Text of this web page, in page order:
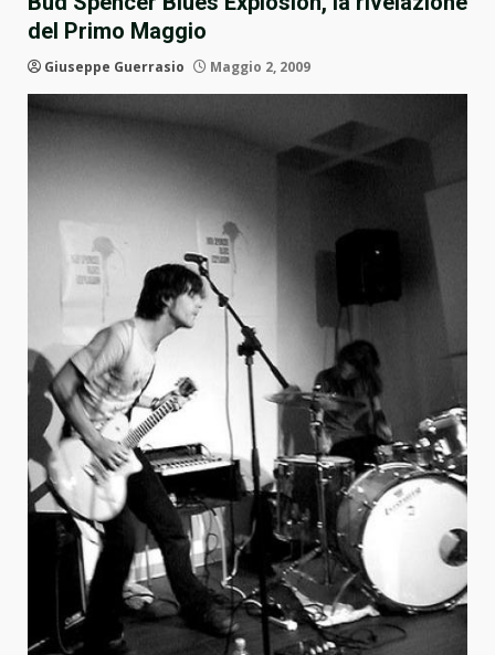
del Primo Maggio
Giuseppe Guerrasio Maggio 2, 2009